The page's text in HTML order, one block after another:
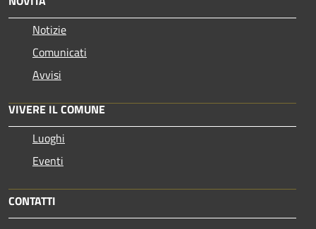
Notizie
Comunicati
Avvisi
VIVERE IL COMUNE
Luoghi
Eventi
CONTATTI